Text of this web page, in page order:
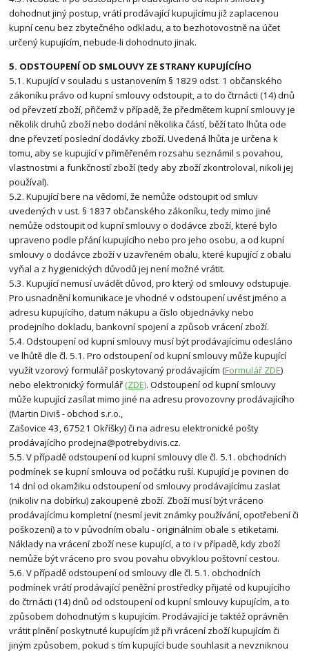
dohodnut jiný postup, vrátí prodávající kupujícímu již zaplacenou
kupní cenu bez zbytečného odkladu, a to bezhotovostně na účet
určený kupujícím, nebude-li dohodnuto jinak.
5. ODSTOUPENÍ OD SMLOUVY ZE STRANY KUPUJÍCÍHO
5.1. Kupující v souladu s ustanovením § 1829 odst. 1 občanského
zákoníku právo od kupní smlouvy odstoupit, a to do čtrnácti (14) dnů
od převzetí zboží, přičemž v případě, že předmětem kupní smlouvy je
několik druhů zboží nebo dodání několika částí, běží tato lhůta ode
dne převzetí poslední dodávky zboží. Uvedená lhůta je určena k
tomu, aby se kupující v přiměřeném rozsahu seznámil s povahou,
vlastnostmi a funkčností zboží (tedy aby zboží zkontroloval, nikoli jej
používal).
5.2. Kupující bere na vědomí, že nemůže odstoupit od smluv
uvedených v ust. § 1837 občanského zákoníku, tedy mimo jiné
nemůže odstoupit od kupní smlouvy o dodávce zboží, které bylo
upraveno podle přání kupujícího nebo pro jeho osobu, a od kupní
smlouvy o dodávce zboží v uzavřeném obalu, které kupující z obalu
vyňal a z hygienických důvodů jej není možné vrátit.
5.3. Kupující nemusí uvádět důvod, pro který od smlouvy odstupuje.
Pro usnadnění komunikace je vhodné v odstoupení uvést jméno a
adresu kupujícího, datum nákupu a číslo objednávky nebo
prodejního dokladu, bankovní spojení a způsob vrácení zboží.
5.4. Odstoupení od kupní smlouvy musí být prodávajícímu odesláno
ve lhůtě dle čl. 5.1. Pro odstoupení od kupní smlouvy může kupující
využít vzorový formulář poskytovaný prodávajícím (Formulář ZDE)
nebo elektronický formulář (ZDE). Odstoupení od kupní smlouvy
může kupující zasílat mimo jiné na adresu provozovny prodávajícího
(Martin Diviš - obchod s.r.o.,
Zašovice 43, 67521 Okříšky) či na adresu elektronické pošty
prodávajícího prodejna@potrebydivis.cz.
5.5. V případě odstoupení od kupní smlouvy dle čl. 5.1. obchodních
podmínek se kupní smlouva od počátku ruší. Kupující je povinen do
14 dní od okamžiku odstoupení od smlouvy prodávajícímu zaslat
(nikoliv na dobírku) zakoupené zboží. Zboží musí být vráceno
prodávajícímu kompletní (nesmí jevit známky používání, opotřebení či
poškození) a to v původním obalu - originálním obale s etiketami.
Náklady na vrácení zboží nese kupující, a to i v případě, kdy zboží
nemůže být vráceno pro svou povahu obvyklou poštovní cestou.
5.6. V případě odstoupení od smlouvy dle čl. 5.1. obchodních
podmínek vrátí prodávající peněžní prostředky přijaté od kupujícího
do čtrnácti (14) dnů od odstoupení od kupní smlouvy kupujícím, a to
způsobem dohodnutým s kupujícím. Prodávající je taktéž oprávněn
vrátit plnění poskytnuté kupujícím již při vrácení zboží kupujícím či
jiným způsobem, pokud s tím kupující bude souhlasit a nevzniknou